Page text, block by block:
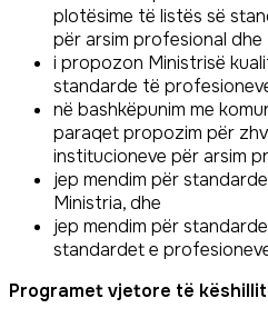
plotësime të listës së
për arsim profesional dhe
i propozon Ministrisë
standarde të
në bashkëpunim me
paraqet propozim për
institucioneve për arsim
jep mendim për
Ministria, dhe
jep mendim për
standardet e
Programet vjetore të